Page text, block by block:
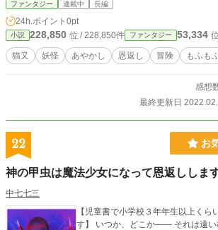
ファンタジー 連載中 長編
24h.ポイント 0pt
小説 228,850 位 / 228,850件 ファンタジー 53,334
猫又 妖怪 あやかし 恩返し 冒険 もふも
感想
最終更新日
22 お
神の甲虫は魔法少女になって恩返ししま
中七七三
【児童書で小学校３年年生以上くら
す】 いつか、どこか―― それは遠いむかしか未来か、どこの